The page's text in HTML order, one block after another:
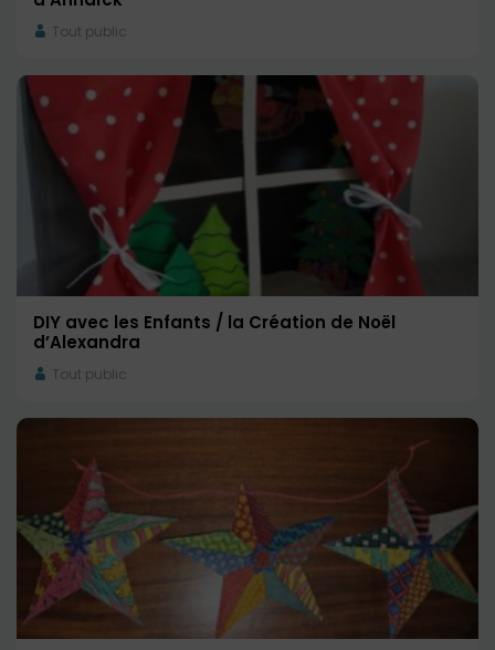
Tout public
DIY avec les Enfants / la Création de Noël
d’Alexandra
Tout public